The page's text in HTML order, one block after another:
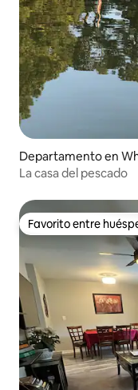
Departamento en
La casa del pescado
Favorito entre
Favorito entre